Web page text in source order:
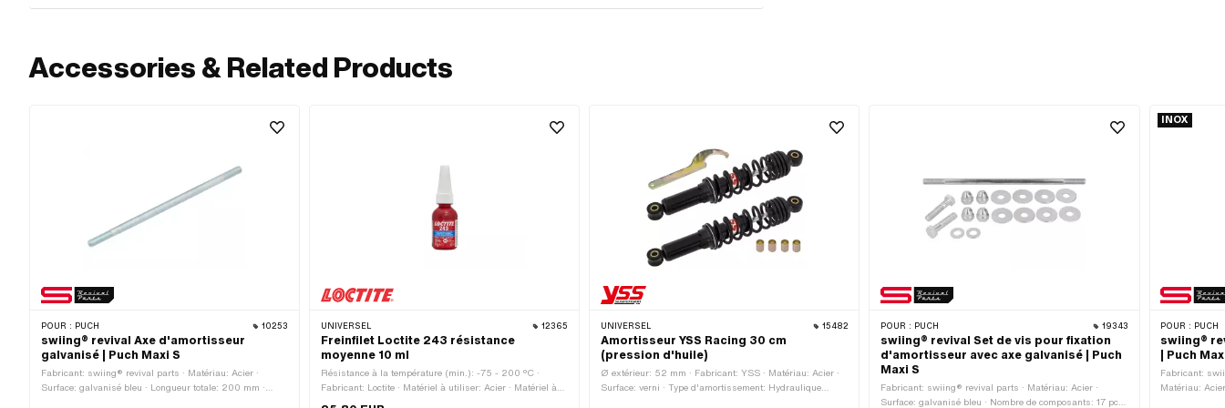
Accessories & Related Products
POUR : PUCH 10253
swiing® revival Axe d'amortisseur
galvanisé | Puch Maxi S
Fabricant: swiing® revival parts · Matériau: Acier ·
Surface: galvanisé bleu · Longueur totale: 200 mm ·
UNIVERSEL 12365
Freinfilet Loctite 243 résistance
moyenne 10 ml
Résistance à la température (min.): -75 - 200 °C ·
Fabricant: Loctite · Matériel à utiliser: Acier · Matériel à
UNIVERSEL 15482
Amortisseur YSS Racing 30 cm
(pression d'huile)
Ø extérieur: 52 mm · Fabricant: YSS · Matériau: Acier ·
Surface: verni · Type d'amortissement: Hydraulique
POUR : PUCH 19343
swiing® revival Set de vis pour fixation
d'amortisseur avec axe galvanisé | Puch
Maxi S
Fabricant: swiing® revival parts · Matériau: Acier ·
Surface: galvanisé bleu · Nombre de composants: 17 pcs
INOX
POUR : PUCH
swiing®
| Puch
Fabricant:
Matériau: